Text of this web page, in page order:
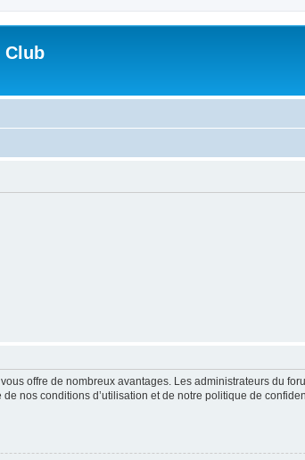
Club
offre de nombreux avantages. Les administrateurs du
nos conditions d’utilisation et de notre politique de